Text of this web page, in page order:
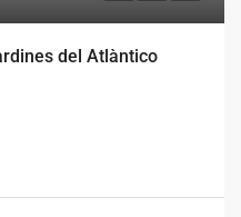
del Atlàntico